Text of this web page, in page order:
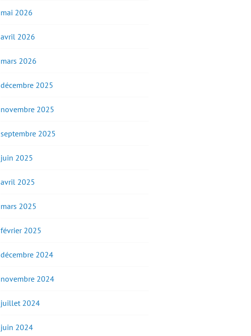
mai 2026
avril 2026
mars 2026
décembre 2025
novembre 2025
septembre 2025
juin 2025
avril 2025
mars 2025
février 2025
décembre 2024
novembre 2024
juillet 2024
juin 2024